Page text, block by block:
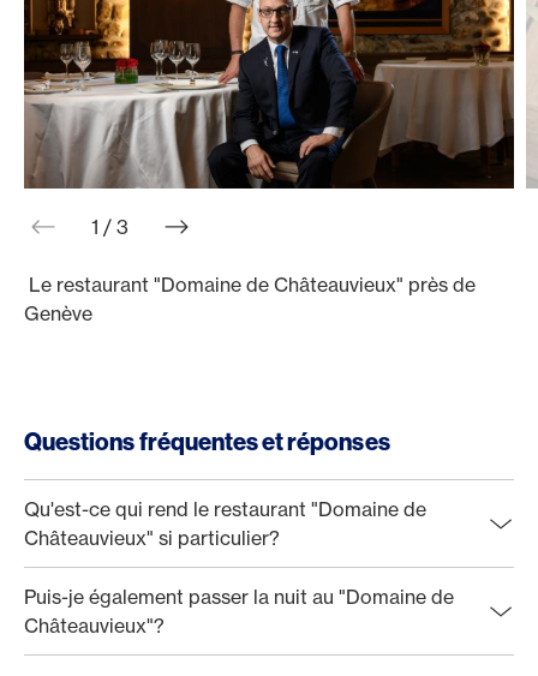
web.slider.arrowPrev
1 / 3 web.slider.arrowNext
Le restaurant "Domaine de Châteauvieux" près de
Genève
Questions fréquentes et réponses
Qu'est-ce qui rend le restaurant "Domaine de
Châteauvieux" si particulier?
Puis-je également passer la nuit au "Domaine de
Châteauvieux"?